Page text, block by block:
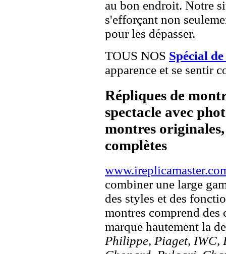
au bon endroit. Notre
s'efforçant non
pour les dépasser.
TOUS NOS Spécial
apparence et se sentir
Répliques de
spectacle avec
montres
complètes
combiner une large
des styles et des
montres comprend des
marque hautement la
Philippe, Piaget, IWC,